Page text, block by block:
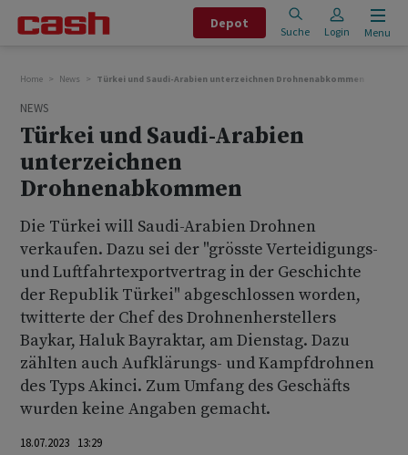
Depot
Suche Login Menu
Home News Türkei und Saudi-Arabien unterzeichnen Drohnenabkommen
NEWS
Türkei und Saudi-Arabien
unterzeichnen
Drohnenabkommen
Die Türkei will Saudi-Arabien Drohnen
verkaufen. Dazu sei der "grösste Verteidigungs-
und Luftfahrtexportvertrag in der Geschichte
der Republik Türkei" abgeschlossen worden,
twitterte der Chef des Drohnenherstellers
Baykar, Haluk Bayraktar, am Dienstag. Dazu
zählten auch Aufklärungs- und Kampfdrohnen
des Typs Akinci. Zum Umfang des Geschäfts
wurden keine Angaben gemacht.
18.07.2023 13:29